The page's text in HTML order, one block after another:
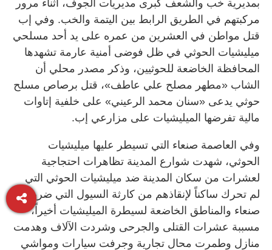
بمديرية خب والشعف كبرى مديريات الجوف، أثناء مرور
مركبتهم في الطريق الرابط بين اليتمة والخب. وفي إب
قتل مواطن في العشرين من عمره على يد أحد مسلحي
ميليشيات الحوثي في ظل فوضى أمنية عارمة تشهدها
المحافظة الخاضعة للحوثيين، وذكر مصدر محلي أن
الشاب «مطهر مصلح علي عاطف»، قتل برصاص مسلح
حوثي يدعى «سنان محمد الرعيني» على خلفية إتاوات
مالية تفرضها الميليشيات على مزارعي إب.
وفي العاصمة صنعاء التي تسيطر عليها ميليشيات
الحوثي، شهدت شوارع المدينة تظاهرات احتجاجية
لعشرات من سكان المدينة ضد ميليشيات الحوثي التي
لم تحرك ساكناً لإنقاذهم من كارثة السيول التي ضربت
صنعاء والمناطق الخاضعة لسيطرة الميليشيات أخيراً،
مسببة عشرات القتلى والجرحى وشردت الآلاف وهدمت
منازل وطمرت محال تجارية وجرفت سيارات ومواشي